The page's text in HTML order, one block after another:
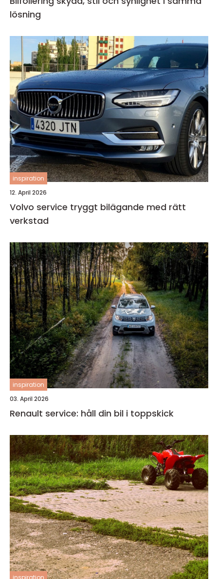
lösning
inspiration
12. April 2026
Volvo service tryggt bilägande med rätt
verkstad
inspiration
03. April 2026
Renault service: håll din bil i toppskick
inspiration